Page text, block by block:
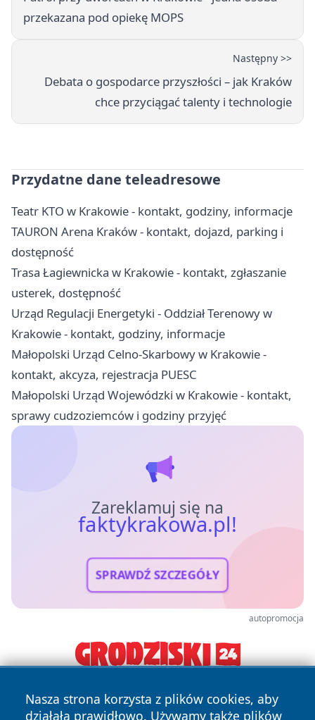
przekazana pod opiekę MOPS
Następny >>
Debata o gospodarce przyszłości – jak Kraków
chce przyciągać talenty i technologie
Przydatne dane teleadresowe
Teatr KTO w Krakowie - kontakt, godziny, informacje
TAURON Arena Kraków - kontakt, dojazd, parking i
dostępność
Trasa Łagiewnicka w Krakowie - kontakt, zgłaszanie
usterek, dostępność
Urząd Regulacji Energetyki - Oddział Terenowy w
Krakowie - kontakt, godziny, informacje
Małopolski Urząd Celno-Skarbowy w Krakowie -
kontakt, akcyza, rejestracja PUESC
Małopolski Urząd Wojewódzki w Krakowie - kontakt,
sprawy cudzoziemców i godziny przyjęć
Zareklamuj się na
faktykrakowa.pl!
SPRAWDŹ SZCZEGÓŁY
autopromocja
Nasza strona korzysta z plików cookies, aby
działała prawidłowo. Używamy także plików